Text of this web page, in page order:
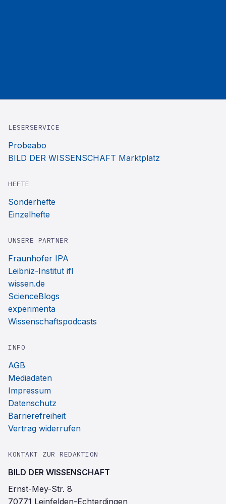
LESERSERVICE
Probeabo
BILD DER WISSENSCHAFT Marktplatz
HEFTE
Sonderhefte
Einzelhefte
UNSERE PARTNER
Fraunhofer IPA
Leibniz-Institut ifl
wissen.de
ScienceBlogs
experimenta
Wissenschaftspodcasts
INFO
AGB
Mediadaten
Impressum
Datenschutz
Barrierefreiheit
Vertrag widerrufen
KONTAKT ZUR REDAKTION
BILD DER WISSENSCHAFT
Ernst-Mey-Str. 8
70771 Leinfelden-Echterdingen